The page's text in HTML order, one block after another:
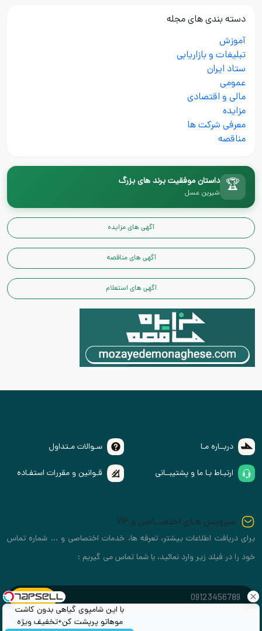
دسته بندی های مجله
آموزش
تبلیغات و بازاریابی
ستاد ایران
عمومی
مالی و اقتصادی
مزایده
معرفی شرکت ها
مناقصه
🏆 داستان موفقیت برند های بزرگ
شیرین عسل
آگهی های مزایده
آگهی های مناقصه
آگهی های استعلام
با این شامپوی گیاهی بدون کاشت
موهاتو پرپشت کن+تخفیف ویژه
دربــاره مـا سـوالات مـتداول
ارتبـاط بـا ما و پشتیبــانی قـوانین و مقررات استفـاده
سـرویس هـای اختصــاصی و VIP
برای دریافت اطلاعات بیشتر، تعرفه ها، خدمات اختصاصی و ... شماره تماس
خود را در فیلد زیر وارد نمائید، با شما تماس می گیریم :